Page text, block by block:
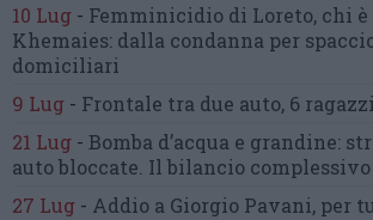
10 Lug - Femminicidio di Loreto, chi è
Khemaies: dalla condanna per
domiciliari
9 Lug - Frontale tra due auto, 6
21 Lug - Bomba d’acqua e grandine:
auto bloccate. Il bilancio complessivo
27 Lug - Addio a Giorgio Pavani, per